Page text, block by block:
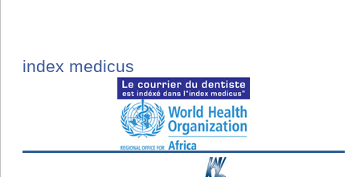
index medicus